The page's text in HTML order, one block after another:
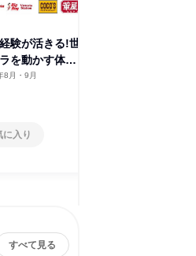
験が活きる!世
を動かす体験
8月・9月
に入り
すべて見る